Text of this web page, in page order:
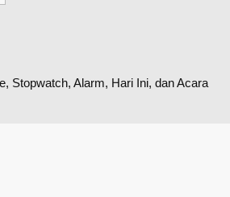
Stopwatch, Alarm, Hari Ini, dan Acara